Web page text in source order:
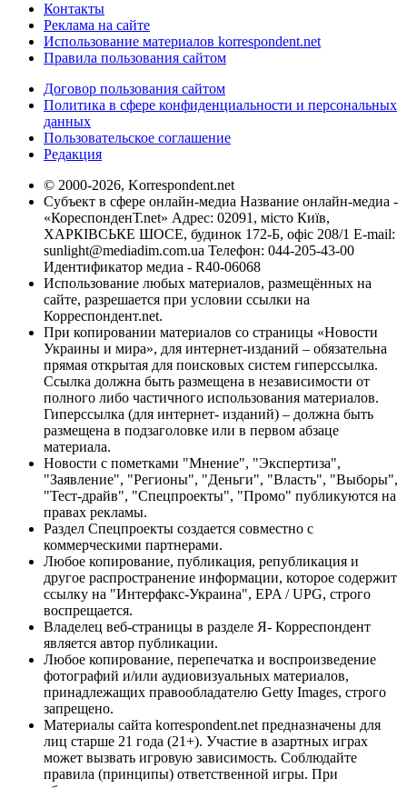
Контакты
Реклама на сайте
Использование материалов korrespondent.net
Правила пользования сайтом
Договор пользования сайтом
Политика в сфере конфиденциальности и персональных
данных
Пользовательское соглашение
Редакция
© 2000-2026, Korrespondent.net
Субъект в сфере онлайн-медиа Название онлайн-медиа -
«КореспонденТ.net» Адрес: 02091, місто Київ,
ХАРКІВСЬКЕ ШОСЕ, будинок 172-Б, офіс 208/1 E-mail:
sunlight@mediadim.com.ua Телефон: 044-205-43-00
Идентификатор медиа - R40-06068
Использование любых материалов, размещённых на
сайте, разрешается при условии ссылки на
Корреспондент.net.
При копировании материалов со страницы «Новости
Украины и мира», для интернет-изданий – обязательна
прямая открытая для поисковых систем гиперссылка.
Ссылка должна быть размещена в независимости от
полного либо частичного использования материалов.
Гиперссылка (для интернет- изданий) – должна быть
размещена в подзаголовке или в первом абзаце
материала.
Новости с пометками "Мнение", "Экспертиза",
"Заявление", "Регионы", "Деньги", "Власть", "Выборы",
"Тест-драйв", "Спецпроекты", "Промо" публикуются на
правах рекламы.
Раздел Спецпроекты создается совместно с
коммерческими партнерами.
Любое копирование, публикация, републикация и
другое распространение информации, которое содержит
ссылку на "Интерфакс-Украина", EPA / UPG, строго
воспрещается.
Владелец веб-страницы в разделе Я- Корреспондент
является автор публикации.
Любое копирование, перепечатка и воспроизведение
фотографий и/или аудиовизуальных материалов,
принадлежащих правообладателю Getty Images, строго
запрещено.
Материалы сайта korrespondent.net предназначены для
лиц старше 21 года (21+). Участие в азартных играх
может вызвать игровую зависимость. Соблюдайте
правила (принципы) ответственной игры. При